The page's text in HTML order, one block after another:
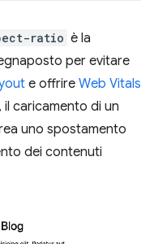
ratio è la
per evitare
e offrire Web Vitals
caricamento di un
uno spostamento
dei contenuti